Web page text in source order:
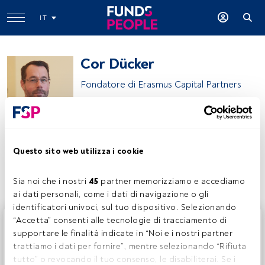
Questo sito web utilizza i cookie
Sia noi che i nostri 45 partner memorizziamo e accediamo
ai dati personali, come i dati di navigazione o gli
identificatori univoci, sul tuo dispositivo. Selezionando
“Accetta” consenti alle tecnologie di tracciamento di
supportare le finalità indicate in “Noi e i nostri partner
trattiamo i dati per fornire”, mentre selezionando “Rifiuta
tutto” o revocando il tuo consenso, le disabiliterai. Se i
IT
Cor Dücker
Fondatore di Erasmus Capital Partners
Condividi:
Questo è un articolo riservato agli utenti FundsPeople. Se
sei già registrato, accedi tramite il pulsante Login. Se non
hai ancora un account, ti invitiamo a registrarti per scoprire
tutti i contenuti che FundsPeople ha da offrire.